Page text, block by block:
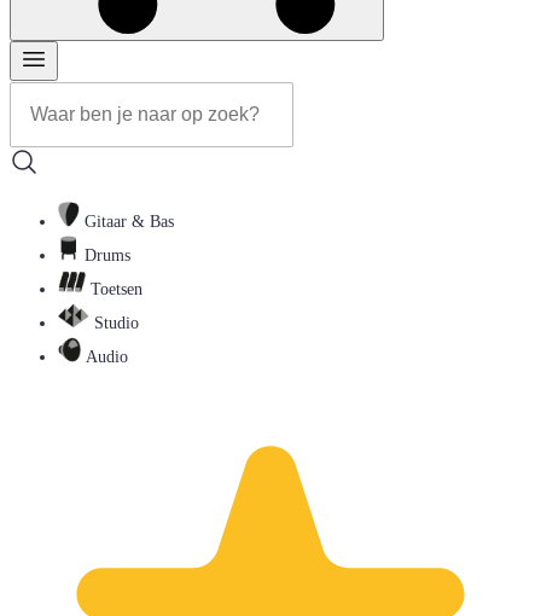
Gitaar & Bas
Drums
Toetsen
Studio
Audio